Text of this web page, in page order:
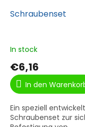
Schraubenset
In stock
€6,16
In den
Ein speziell
Schraubenset zur